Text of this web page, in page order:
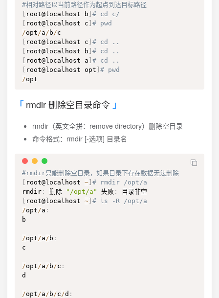
#相对路径以当前路径作为起点到达目标路径
root@localhost b # cd c/
root@localhost c # pwd
/opt/a/ b/
root@localhost c # cd ..
root@localhost b # cd ..
root@localhost a # cd ..
root@localhost opt # pwd
/opt
rmdir 删除空目录命令
rmdir（英文全拼：remove directory）删除空目录
命令格式：rmdir [-选项] 目录名
#rmdir只能删除空目录，如果目录下存在数据无法删除
root@localhost ~ # rmdir /opt/a
rmdir : 删除 "/opt/a" 失败 :
root@localhost ~ # ls -R /opt/a
/opt/a :
b
/opt/a/ b :
c
/opt/a/ b/c :
d
/opt/a/ b/c/d :